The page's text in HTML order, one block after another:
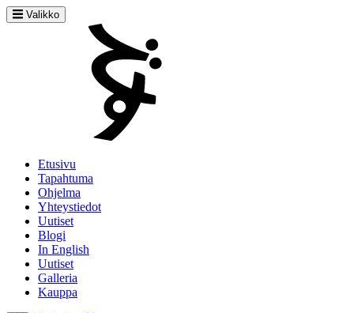
Valikko
Etusivu
Tapahtuma
Ohjelma
Yhteystiedot
Uutiset
Blogi
In English
Uutiset
Galleria
Kauppa